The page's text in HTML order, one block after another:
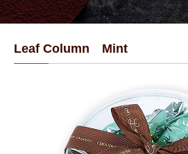
Leaf Column Mint